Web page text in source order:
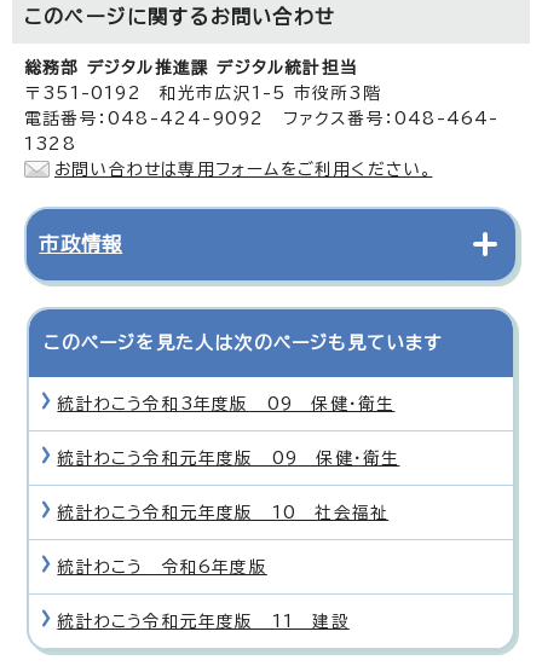
このページに関する お問い合わせ
総務部 デジタル推進課 デジタル統計担当
〒351-0192 和光市広沢1-5 市役所3階
電話番号：048-424-9092 ファクス番号：048-464-
1328
お問い合わせは専用フォームをご利用ください。
市政情報
このページを見た人は次のページも見ています
統計わこう令和3年度版 09 保健・衛生
統計わこう令和元年度版 09 保健・衛生
統計わこう令和元年度版 10 社会福祉
統計わこう 令和6年度版
統計わこう令和元年度版 11 建設